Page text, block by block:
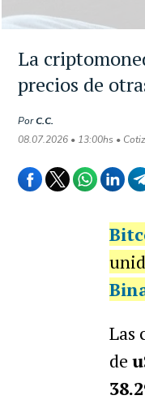
La
precios de
PorC.C.
08.07.2026 • 13:00hs •
Las
de